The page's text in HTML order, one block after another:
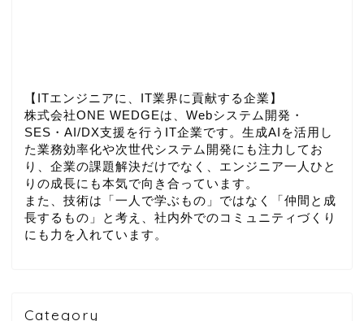
【ITエンジニアに、IT業界に貢献する企業】
株式会社ONE WEDGEは、Webシステム開発・
SES・AI/DX支援を行うIT企業です。生成AIを活用し
た業務効率化や次世代システム開発にも注力してお
り、企業の課題解決だけでなく、エンジニア一人ひと
りの成長にも本気で向き合っています。
また、技術は「一人で学ぶもの」ではなく「仲間と成
長するもの」と考え、社内外でのコミュニティづくり
にも力を入れています。
Category